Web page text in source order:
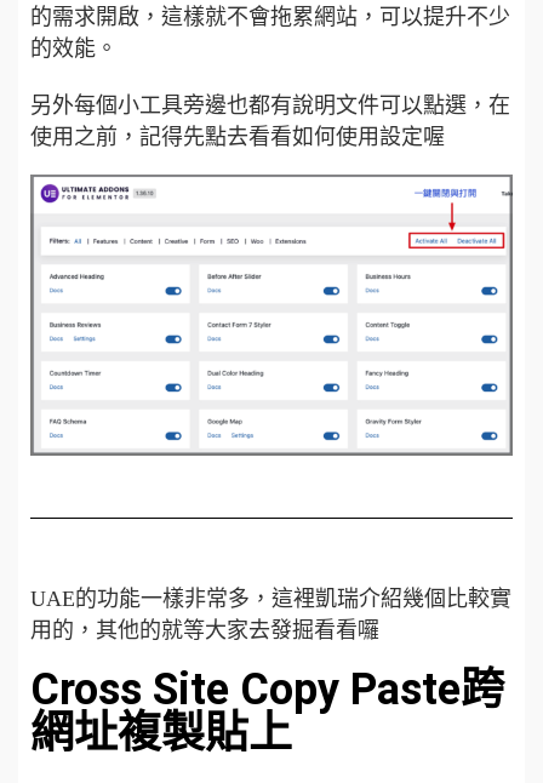
的需求開啟，這樣就不會拖累網站，可以提升不少
的效能 。
另外每個小工具旁邊也都有說明文件可以點選，在
使用之前，記得先點去看看如何使用設定喔
UAE的功能一樣非常多，這裡凱瑞介紹幾個比較實
用的，其他的就等大家去發掘看看囉
Cross Site Copy Paste跨
網址複製貼上